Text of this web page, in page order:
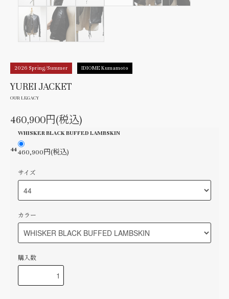
2026 Spring/Summer IDIOME Kumamoto
YUREI JACKET
OUR LEGACY
460,900円(税込)
WHISKER BLACK BUFFED LAMBSKIN
44460,900円(税込)
サイズ
カラー
購入数